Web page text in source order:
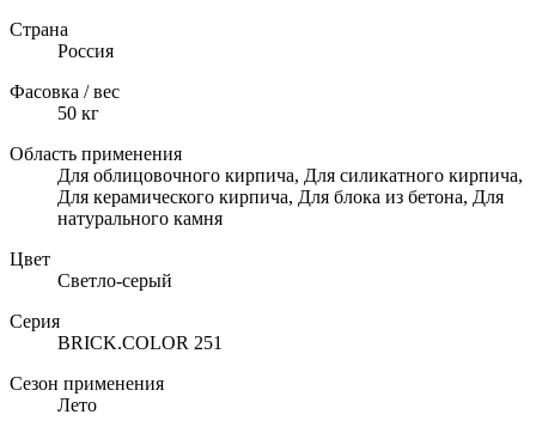
Страна
Россия
Фасовка / вес
50 кг
Область применения
Для облицовочного кирпича, Для силикатного кирпича,
Для керамического кирпича, Для блока из бетона, Для
натурального камня
Цвет
Светло-серый
Серия
BRICK.COLOR 251
Сезон применения
Лето